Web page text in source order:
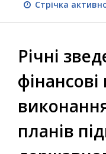
Стрічка
Річні
планів